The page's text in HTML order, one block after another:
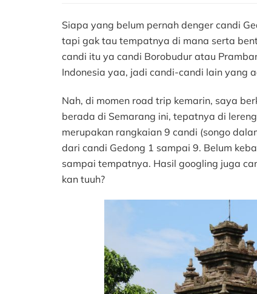
Siapa yang belum pernah denger candi
tapi gak tau tempatnya di mana serta
candi itu ya candi Borobudur atau
Indonesia yaa, jadi candi-candi lain yang
Nah, di momen road trip kemarin, saya
berada di Semarang ini, tepatnya di
merupakan rangkaian 9 candi (songo
dari candi Gedong 1 sampai 9. Belum
sampai tempatnya. Hasil googling juga
kan tuuh?